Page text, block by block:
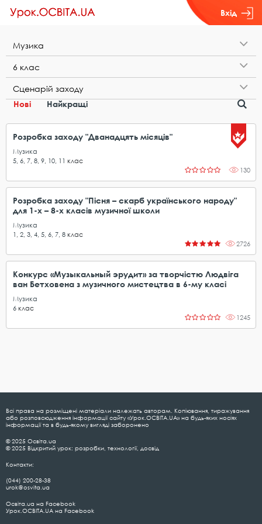
Вхід
М​у​з​и​к​а
6​ ​к​л​а​с
С​ц​е​н​а​р​і​й​ ​з​а​х​о​д​у
Нові
Найкращі
Розробка заходу "Дванадцять місяців"
Музика
5 6 7 8 9 10 11 клас
130
Розробка заходу "Пісня – скарб українського народу"
для 1-х – 8-х класів музичної школи
Музика
1
2 3 4 5 6 7 8 клас
2726
Конкурс «Музыкальный эрудит» за творчістю Людвіга
ван Бетховена з музичного мистецтва в 6-му класі
Музика
6 клас
1245
Всі права на розміщені матеріали належать авторам. Копіювання, тиражування
або розповсюдження інформації сайту «Урок.ОСВІТА.UA» на будь-яких носіях
інформації та в будь-якому вигляді заборонено
© 2025 Освіта.ua
© 2025 Відкритий урок: розробки, технології, досвід
Контакти:
(044) 200-28-38
urok@osvita.ua
Освіта.ua на Facebook
Урок.ОСВІТА.UA на Facebook